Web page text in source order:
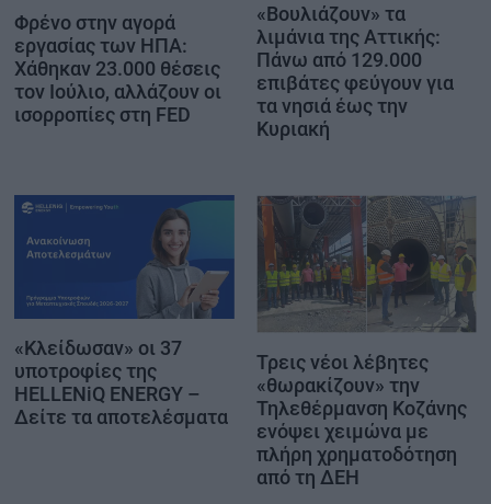
Φρένο στην αγορά
εργασίας των ΗΠΑ:
Χάθηκαν 23.000 θέσεις
τον Ιούλιο, αλλάζουν οι
ισορροπίες στη FED
«Βουλιάζουν» τα
λιμάνια της Αττικής:
Πάνω από 129.000
επιβάτες φεύγουν για
τα νησιά έως την
Κυριακή
«Κλείδωσαν» οι 37
υποτροφίες της
HELLENiQ ENERGY –
Δείτε τα αποτελέσματα
Τρεις νέοι λέβητες
«θωρακίζουν» την
Τηλεθέρμανση Κοζάνης
ενόψει χειμώνα με
πλήρη χρηματοδότηση
από τη ΔΕΗ